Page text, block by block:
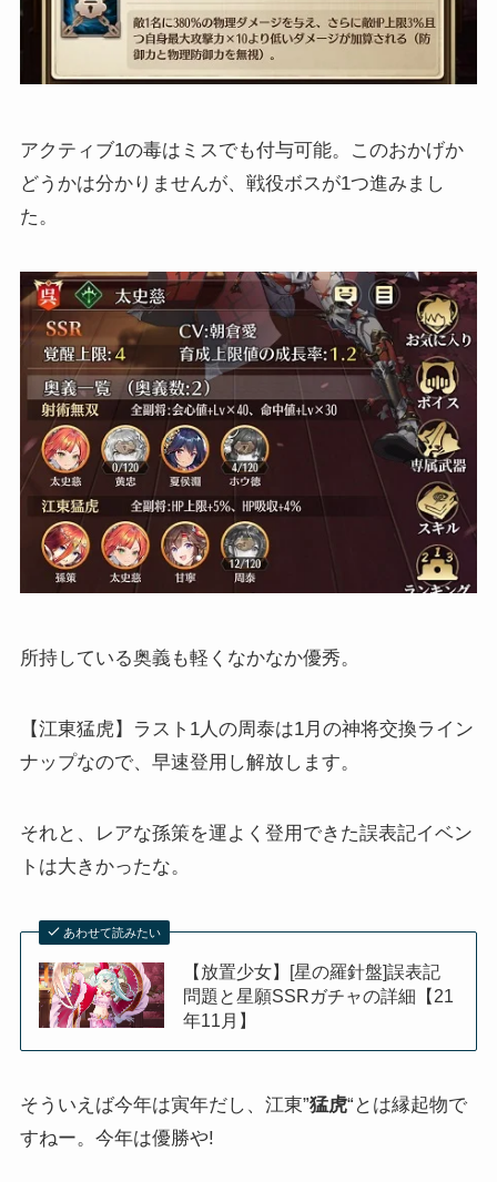
アクティブ1の毒はミスでも付与可能。このおかげか
どうかは分かりませんが、戦役ボスが1つ進みまし
た。
所持している奥義も軽くなかなか優秀。
【江東猛虎】ラスト1人の周泰は1月の神将交換ライン
ナップなので、早速登用し解放します。
それと、レアな孫策を運よく登用できた誤表記イベン
トは大きかったな。
あわせて読みたい
【放置少女】[星の羅針盤]誤表記
問題と星願SSRガチャの詳細【21
年11月】
そういえば今年は寅年だし、江東”猛虎“とは縁起物で
すねー。今年は優勝や!